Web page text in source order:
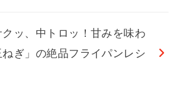
クッ、中トロッ！甘みを味わ
ぎ」の絶品フライパンレシ